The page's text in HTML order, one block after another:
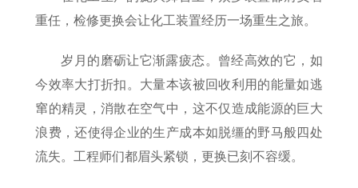
重任，检修更换会让化工装置经历一场重生之旅。
岁月的磨砺让它渐露疲态。曾经高效的它，如
今效率大打折扣。大量本该被回收利用的能量如逃
窜的精灵，消散在空气中，这不仅造成能源的巨大
浪费，还使得企业的生产成本如脱缰的野马般四处
流失。工程师们都眉头紧锁，更换已刻不容缓。